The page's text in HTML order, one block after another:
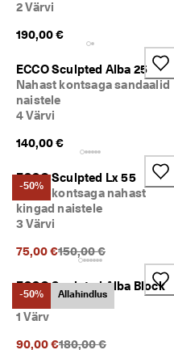
2 Värvi
190,00 €
ECCO Sculpted Alba 25
Nahast kontsaga sandaalid
naistele
4 Värvi
140,00 €
-50%
ECCO Sculpted Lx 55
Plokk-kontsaga nahast
kingad naistele
3 Värvi
75,00 €Eelnev hind {{price}}:
150,00 €
-50% Allahindlus
ECCO Sculpted Alba Block
65
1 Värv
90,00 €Eelnev hind {{price}}:
180,00 €